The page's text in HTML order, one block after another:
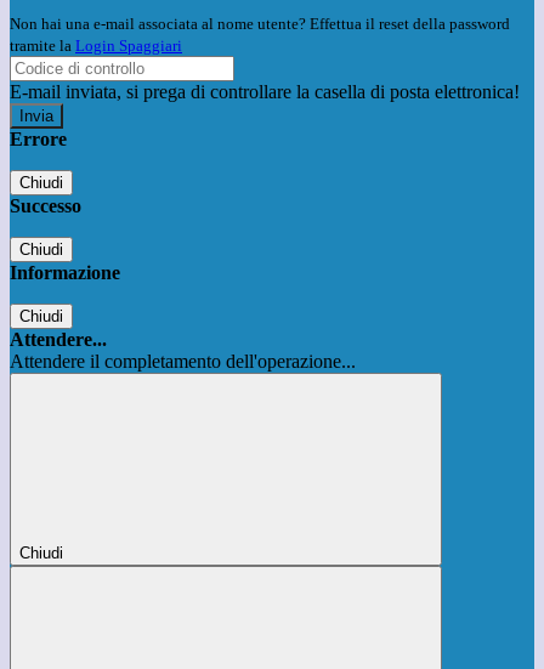
Non hai una e-mail associata al nome utente? Effettua il reset della password
tramite la Login Spaggiari
E-mail inviata, si prega di controllare la casella di posta elettronica!
Errore
Chiudi
Successo
Chiudi
Informazione
Chiudi
Attendere...
Attendere il completamento dell'operazione...
Chiudi